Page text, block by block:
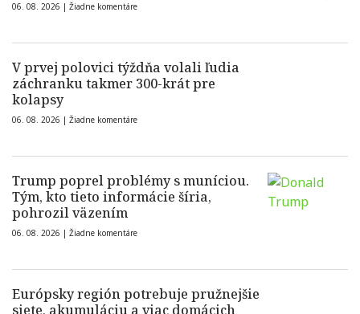
06. 08. 2026 | Žiadne komentáre
V prvej polovici týždňa volali ľudia
záchranku takmer 300-krát pre
kolapsy
06. 08. 2026 | Žiadne komentáre
Trump poprel problémy s muníciou.
Tým, kto tieto informácie šíria,
pohrozil väzením
06. 08. 2026 | Žiadne komentáre
Európsky región potrebuje pružnejšie
siete, akumuláciu a viac domácich